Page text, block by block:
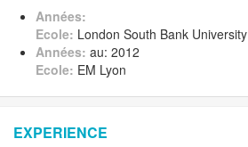
Années:
Ecole: London South Bank University
Années: au: 2012
Ecole: EM Lyon
EXPERIENCE